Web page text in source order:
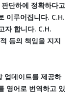
단하에 정확하다고
이루어집니다. C.H.
자 합니다. C.H.
등의 책임을 지지
업데이트를 제공하
영어로 번역하고 있